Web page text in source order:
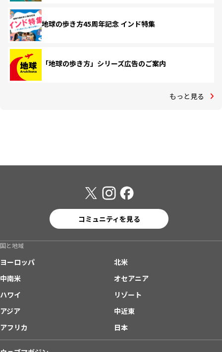
地球の歩き方45周年記念 インド特集
「地球の歩き方」シリーズ広告のご案内
もっと見る
コミュニティを見る
国と地域
ヨーロッパ
北米
中南米
オセアニア
ハワイ
リゾート
アジア
中近東
アフリカ
日本